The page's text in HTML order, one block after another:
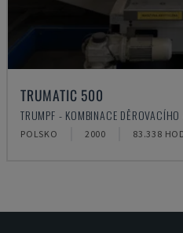
TRUMATIC 500
TRUMPF - KOMBINACE DĚROVACÍHO
POLSKO 2000 83.338